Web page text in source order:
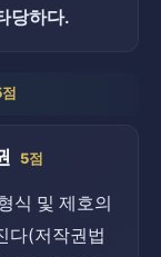
당하다.
5점
식 및 제호의
다(저작권법